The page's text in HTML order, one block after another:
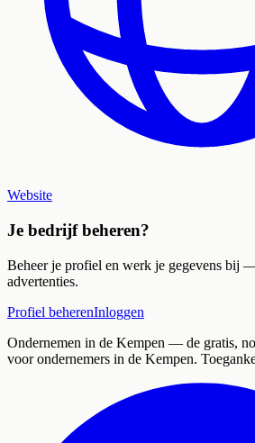
Website
Je bedrijf beheren?
Beheer je profiel en werk je gegevens bij
advertenties.
Profiel beherenInloggen
Ondernemen in de Kempen — de gratis,
voor ondernemers in de Kempen.